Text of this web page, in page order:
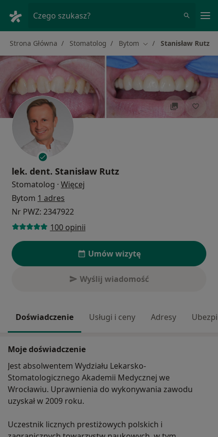
Czego szukasz?
Strona Główna Stomatolog Bytom Zmień miasto
Stanisław Rutz
lek. dent. Stanisław Rutz
Stomatolog · Więcej
Bytom 1 adres
Nr PWZ: 2347922
100 opinii
Umów wizytę
Wyślij wiadomość
Doświadczenie Usługi i ceny Adresy
Moje doświadczenie
Jest absolwentem Wydziału Lekarsko-
Stomatologicznego Akademii Medycznej we
Wrocławiu. Uprawnienia do wykonywania zawodu
uzyskał w 2009 roku.
Uczestnik licznych prestiżowych polskich i